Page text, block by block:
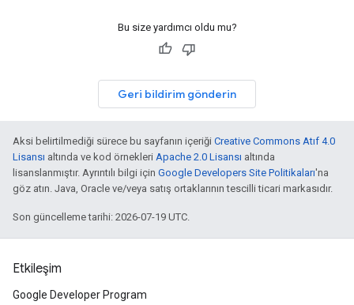
Bu size yardımcı oldu mu?
Geri bildirim gönderin
Aksi belirtilmediği sürece bu sayfanın içeriği Creative Commons Atıf 4.0
Lisansı altında ve kod örnekleri Apache 2.0 Lisansı altında
lisanslanmıştır. Ayrıntılı bilgi için Google Developers Site Politikaları'na
göz atın. Java, Oracle ve/veya satış ortaklarının tescilli ticari markasıdır.
Son güncelleme tarihi: 2026-07-19 UTC.
Etkileşim
Google Developer Program